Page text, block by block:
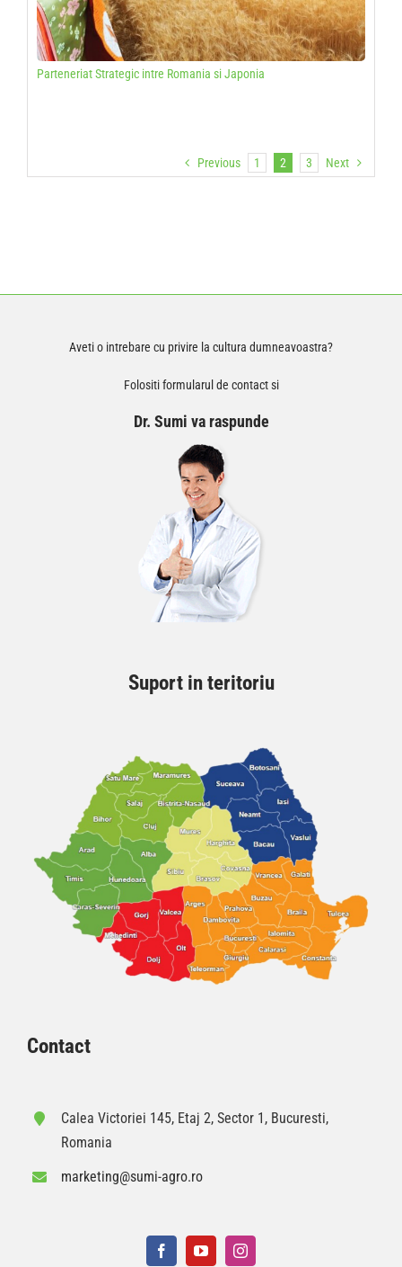
Parteneriat Strategic intre Romania si Japonia
Previous 1 2 3 Next
Aveti o intrebare cu privire la cultura dumneavoastra?
Folositi formularul de contact si
Dr. Sumi va raspunde
Suport in teritoriu
Contact
Calea Victoriei 145, Etaj 2, Sector 1, Bucuresti,
Romania
marketing@sumi-agro.ro